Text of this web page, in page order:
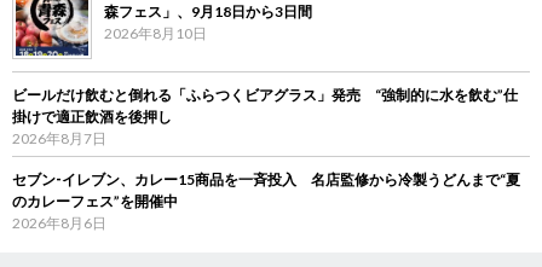
森フェス」、9月18日から3日間
2026年8月10日
ビールだけ飲むと倒れる「ふらつくビアグラス」発売 “強制的に水を飲む”仕
掛けで適正飲酒を後押し
2026年8月7日
セブン‐イレブン、カレー15商品を一斉投入 名店監修から冷製うどんまで“夏
のカレーフェス”を開催中
2026年8月6日